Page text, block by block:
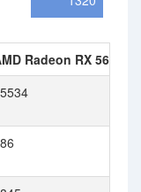
Radeon RX 5600M